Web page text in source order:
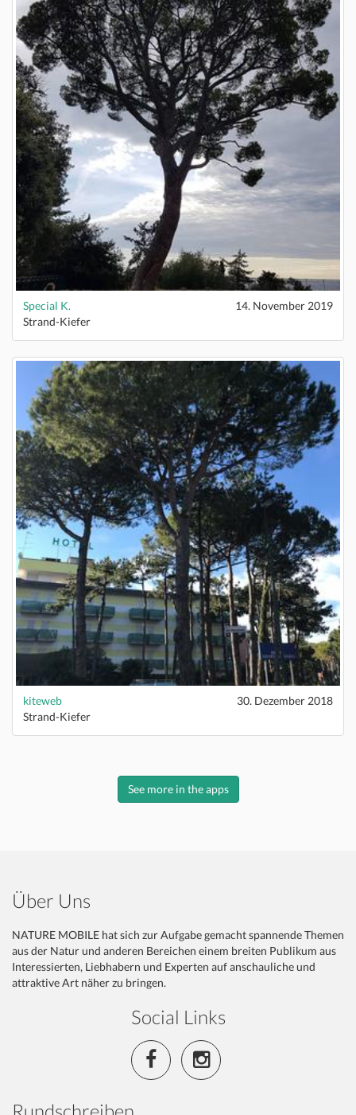
Special K.
14. November 2019
Strand-Kiefer
kiteweb
30. Dezember 2018
Strand-Kiefer
See more in the apps
Über Uns
NATURE MOBILE hat sich zur Aufgabe gemacht spannende Themen
aus der Natur und anderen Bereichen einem breiten Publikum aus
Interessierten, Liebhabern und Experten auf anschauliche und
attraktive Art näher zu bringen.
Social Links